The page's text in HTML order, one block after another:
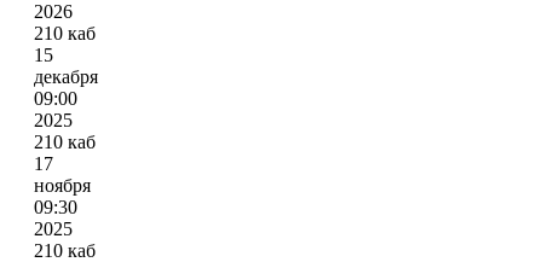
2026
210 каб
15
декабря
09:00
2025
210 каб
17
ноября
09:30
2025
210 каб